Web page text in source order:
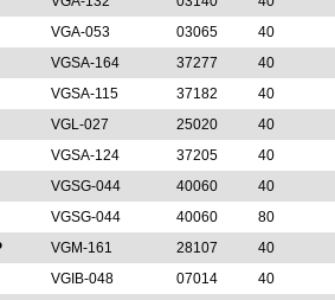
VGA-053 03065 40
VGSA-164 37277 40
VGSA-115 37182 40
VGL-027 25020 40
VGSA-124 37205 40
VGSG-044 40060 40
VGSG-044 40060 80
VGM-161 28107 40
VGIB-048 07014 40